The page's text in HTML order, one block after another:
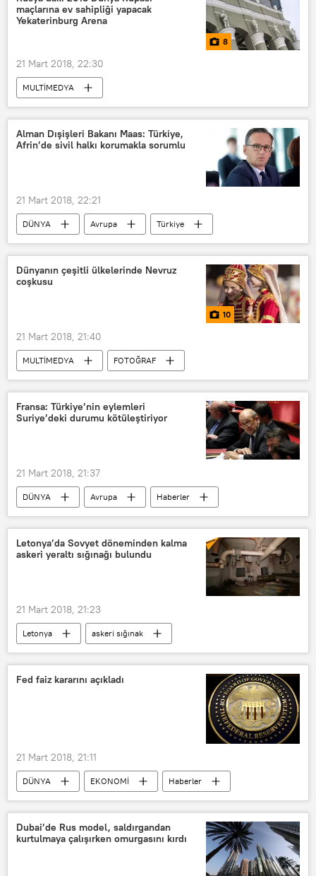
Demirören Holding
maçlarına ev sahipliği yapacak
Yekaterinburg Arena
8
21 Mart 2018, 22:30
MULTİMEDYA
2018 Rusya Dünya Kupası haberleri
Yekaterinburg
2018 Rusya Dünya Kupası
FOTOĞRAF
2018 FIFA Dünya Kupası
Yekaterinburg Arena
stadyum
Alman Dışişleri Bakanı Maas: Türkiye,
Afrin’de sivil halkı korumakla sorumlu
21 Mart 2018, 22:21
DÜNYA Avrupa
Türkiye
Haberler
Türkiye’den Afrin’e harekat: Zeytin Dalı
TÜRKİYE
Dünyanın çeşitli ülkelerinde Nevruz
coşkusu
10
21 Mart 2018, 21:40
MULTİMEDYA
FOTOĞRAF
Afganistan
Irak Kürt Bölgesel Yönetimi (IKBY)
Kırgızistan
Özbekistan
Fransa: Türkiye’nin eylemleri
Suriye’deki durumu kötüleştiriyor
21 Mart 2018, 21:37
DÜNYA Avrupa
Haberler
Fransa
TÜRKİYE
Afrin
Suriye
Jean-Yves Le Drian
IŞİD
Letonya’da Sovyet döneminden kalma
askeri yeraltı sığınağı bulundu
21 Mart 2018, 21:23
Letonya
askeri sığınak
VİDEO
Fed faiz kararını açıkladı
21 Mart 2018, 21:11
DÜNYA EKONOMİ
Haberler
ABD
Fed
ABD Merkez Bankası
Dolar
Dubai’de Rus model, saldırgandan
kurtulmaya çalışırken omurgasını kırdı